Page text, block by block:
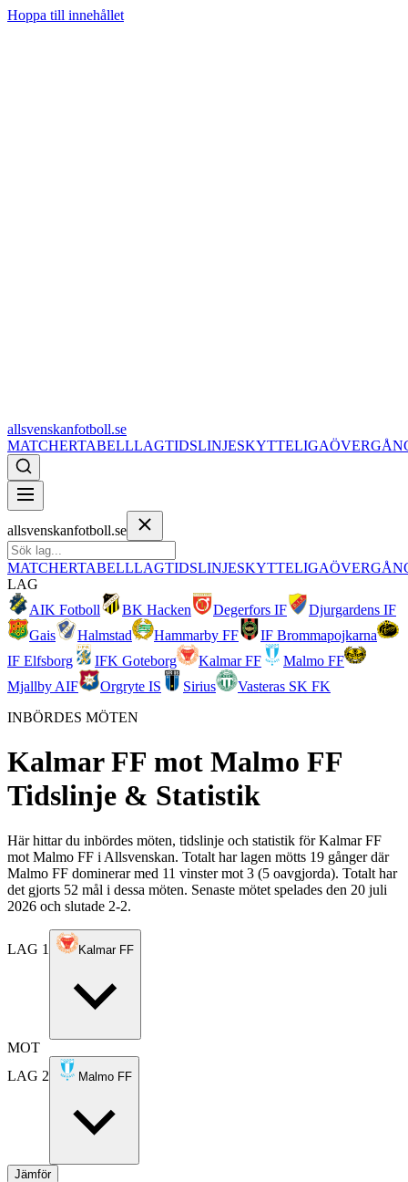
Hoppa till innehållet
allsvenskanfotboll.se
MATCHERTABELLLAGTIDSLINJESKYTTELIGA
allsvenskanfotboll.se
MATCHERTABELLLAGTIDSLINJESKYTTELIGA
LAG
AIK Fotboll
BK Hacken Degerfors IF
Djurgardens IF
Gais
Halmstad Hammarby FF
IF Brommapojkarna
IF Elfsborg
IFK Goteborg Kalmar FF
Malmo FF
Mjallby AIF
Orgryte IS Sirius
Vasteras SK FK
INBÖRDES MÖTEN
Kalmar FF mot Malmo FF
Tidslinje & Statistik
Här hittar du inbördes möten, tidslinje och statistik för Kalmar FF
mot Malmo FF i Allsvenskan. Totalt har lagen mötts 19 gånger där
Malmo FF dominerar med 11 vinster mot 3 (5 oavgjorda). Totalt har
det gjorts 52 mål i dessa möten. Senaste mötet spelades den 20 juli
2026 och slutade 2-2.
LAG 1 Kalmar FF
MOT
LAG 2
Malmo FF
Jämför